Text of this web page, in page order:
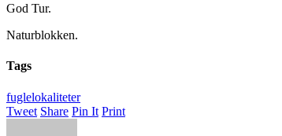
God Tur.
Naturblokken.
Tags
fuglelokaliteter
Tweet Share Pin It Print